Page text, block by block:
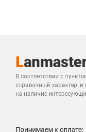
В соответствии с
справочный характер и
на наличие
Принимаем к оплате: